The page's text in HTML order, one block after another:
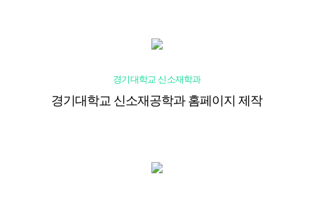
경기대학교 신소재학과
경기대학교 신소재공학과 홈페이지 제작